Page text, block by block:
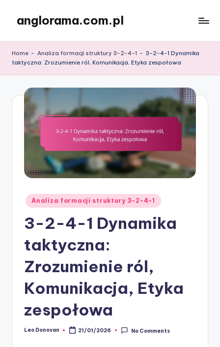
content
anglorama.com.pl
Home - Analiza formacji struktury 3-2-4-1 - 3-2-4-1 Dynamika
taktyczna: Zrozumienie ról, Komunikacja, Etyka zespołowa
Posted
in
Analiza formacji struktury 3-2-4-1
3-2-4-1 Dynamika
taktyczna:
Zrozumienie ról,
Komunikacja, Etyka
zespołowa
Posted
Leo Donovan 21/01/2026 No Comments